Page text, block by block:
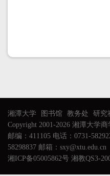
湘潭大学 图书馆 教务处 研究
Copyright 2001-2026 湘潭大学
邮编：411105 电话：0731-
58298837 邮箱：sxy@xtu.edu.cn
湘ICP备05005862号 湘教QS3-